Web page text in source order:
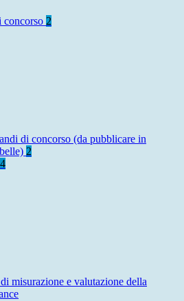
concorso 2
di concorso (da pubblicare in
2
misurazione e valutazione della